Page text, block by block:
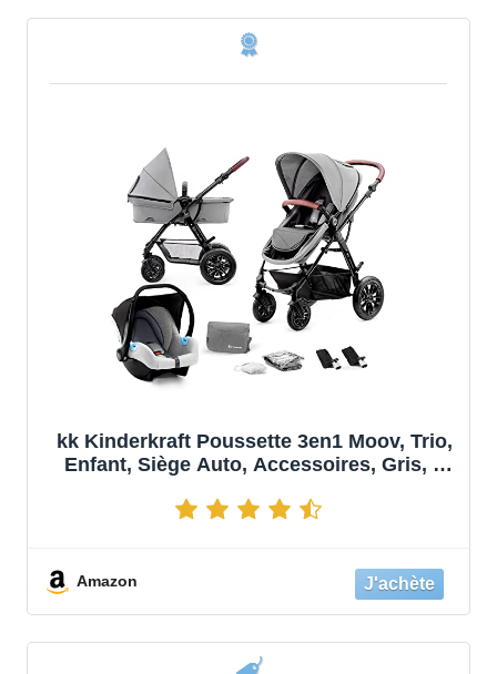
kk Kinderkraft Poussette 3en1 Moov, Trio,
Enfant, Siège Auto, Accessoires, Gris, 1
Amazon